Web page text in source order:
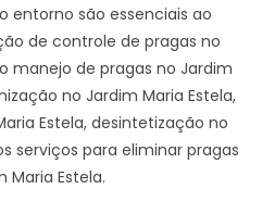
entorno são essenciais ao
de controle de pragas no
manejo de pragas no Jardim
no Jardim Maria Estela,
Estela, desintetização no
serviços para eliminar pragas
Maria Estela.